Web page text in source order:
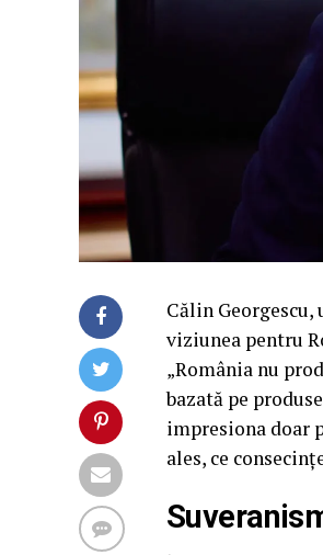
Călin
viziunea pentru
„România nu
bazată pe
impresiona doar
ales, ce